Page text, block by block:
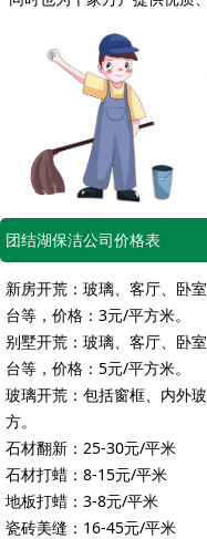
团结湖保洁公司价格表
新房开荒：玻璃、客厅、卧
台等，价格：3元/平方米。
别墅开荒：玻璃、客厅、卧
台等，价格：5元/平方米。
玻璃开荒：包括窗框、内外
方。
石材翻新：25-30元/平米
石材打蜡：8-15元/平米
地板打蜡：3-8元/平米
瓷砖美缝：16-45元/平米